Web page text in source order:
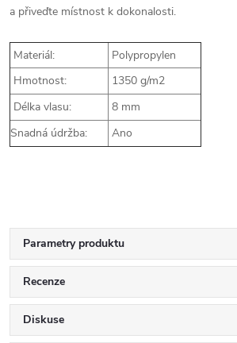
a přiveďte místnost k dokonalosti.
Materiál:
Polypropylen
Hmotnost:
1350 g/m2
Délka vlasu:
8 mm
Snadná údržba:
Ano
Parametry produktu
Recenze
Diskuse